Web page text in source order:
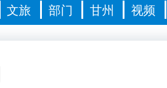
文旅 部门 甘州 视频